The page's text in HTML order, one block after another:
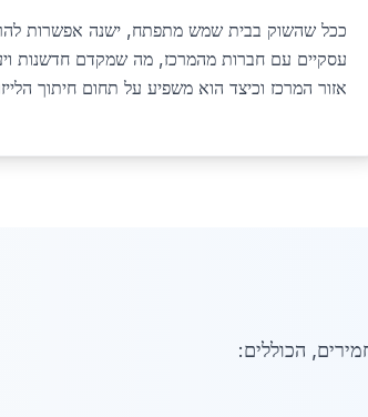
ככל שהשוק בבית שמש מתפתח, ישנה אפשרות
עסקיים עם חברות מהמרכז, מה שמקדם חדשנות
אזור המרכז וכיצד הוא משפיע על תחום חיתוך
הכוללים: